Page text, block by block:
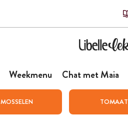
Weekmenu Chat met Maia
MOSSELEN TOMAAT